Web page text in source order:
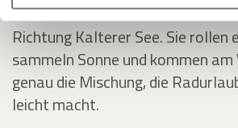
Die Klassiker-Route führt durch
Richtung Kalterer See. Sie rollen
sammeln Sonne und kommen
genau die Mischung, die
leicht macht.